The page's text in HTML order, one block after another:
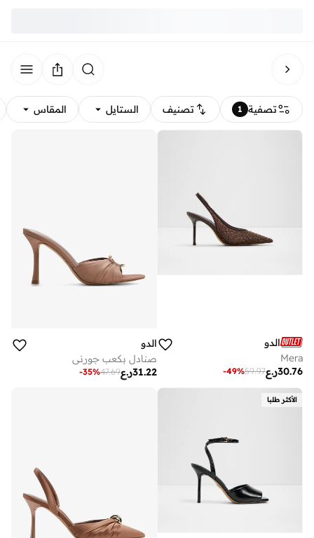
تصفية 1 تصنيف الستايل المقاس
الدو
Mera
ر.ع30.76
59.97
-49%
الدو
صنادل بكعب جورني
ر.ع31.22
47.69
-35%
الأكثر طلبا